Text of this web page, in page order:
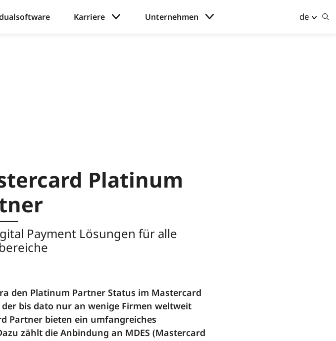
Karriere Unternehmen de
Platinum
Payment Lösungen für alle
den Platinum Partner Status im Mastercard
bis dato nur an wenige Firmen weltweit
Partner bieten ein umfangreiches
zählt die Anbindung an MDES (Mastercard